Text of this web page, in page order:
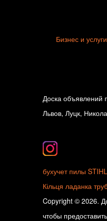
Бизнес и услуги
Доска объявлений
Львов, Луцк,
бухучет пилы STIHL
Кільця ладанка
Copyright © 2026.
чтобы